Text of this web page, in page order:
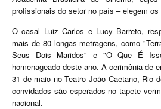
profissionais do setor no país – elegem os
O casal Luiz Carlos e Lucy Barreto,
mais de 80 longas-metragens, como
Seus Dois Maridos" e "O Que É
homenageado deste ano. A cerimônia de
31 de maio no Teatro João Caetano, Rio
convidados são esperados no tapete
nacional.